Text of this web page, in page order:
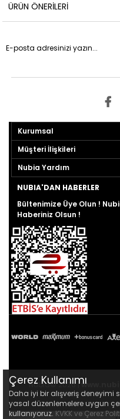
ÜRÜN ÖNERILERI
Kurumsal
Müşteri İlişkileri
Nubia Yardım
NUBIA'DAN HABERLER
Bültenimize Üye Olun !
Haberiniz Olsun !
Nubia© 2026 |
Çerez Kullanımı
Daha iyi bir alışveriş deneyimi
yasal düzenlemelere uygun
kullanıyoruz. KVKK ve Çerez